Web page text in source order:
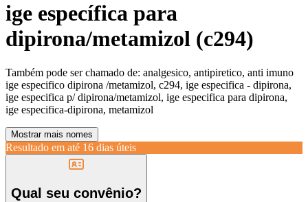
ige específica para
dipirona/metamizol (c294)
Também pode ser chamado de: analgesico, antipiretico, anti imuno
ige especifico dipirona /metamizol, c294, ige especifica - dipirona,
ige especifica p/ dipirona/metamizol, ige especifica para dipirona,
ige especifica-dipirona, metamizol
Mostrar mais nomes
Resultado em até 16 dias úteis
Qual seu convênio?